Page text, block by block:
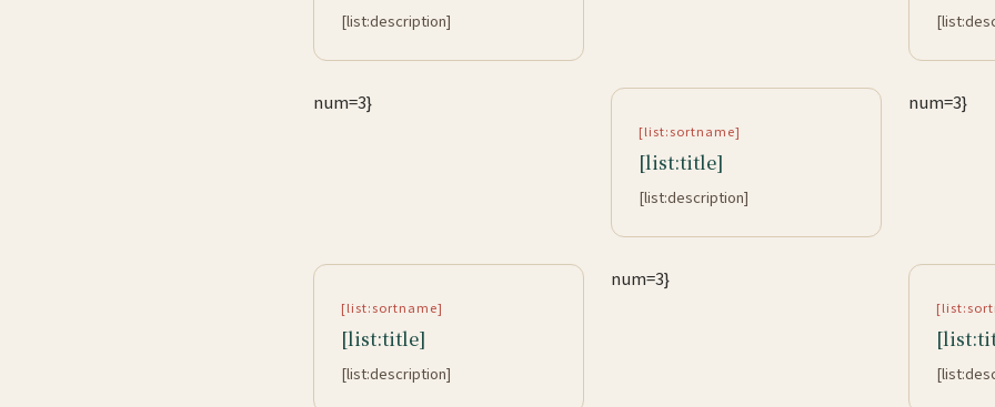
[list:description]
num=3}
[list:sortname]
[list:title]
[list:description]
num=3}
[list:sortname]
[list:title]
[list:description]
num=3}